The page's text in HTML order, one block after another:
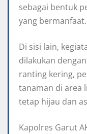
sebagai bentuk
yang bermanfaat.
Di sisi lain,
dilakukan
ranting kering,
tanaman di area
tetap hijau dan
Kapolres Garut